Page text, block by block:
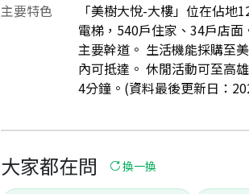
主要特色
「美樹大悅-大樓」位在佔
電梯，540戶住家、34戶店
主要幹道。 生活機能採購至
內可抵達。 休閒活動可至高
4分鐘。(資料最後更新日：
大家都在問 換一換